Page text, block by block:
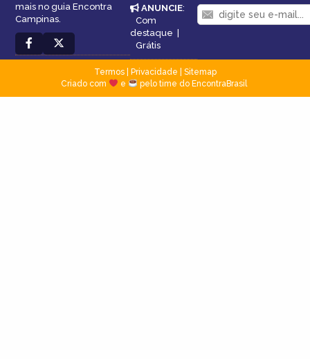
mais no guia Encontra
Campinas.
ANUNCIE:
Com
destaque |
Grátis
Termos| Privacidade
Sitemap
Criado com
e pelo time do EncontraBrasil